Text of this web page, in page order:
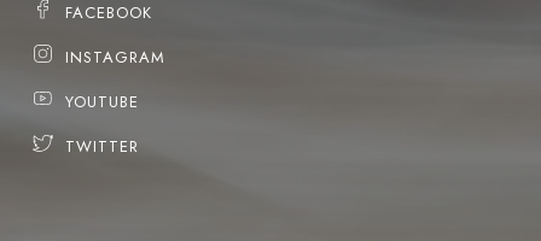
FACEBOOK
INSTAGRAM
YOUTUBE
TWITTER